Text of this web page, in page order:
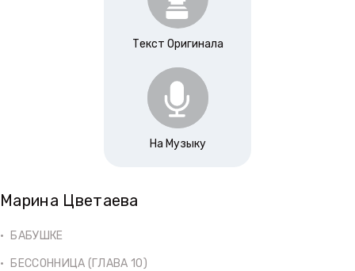
Марина Цветаева
БАБУШКЕ
БЕССОННИЦА (ГЛАВА 10)
Текст Оригинала
На Музыку